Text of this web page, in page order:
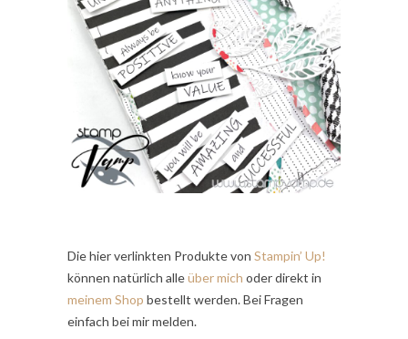
Die hier verlinkten Produkte von Stampin’ Up!
können natürlich alleüber mich oder direkt in
meinem Shop bestellt werden. Bei Fragen
einfach bei mir melden.